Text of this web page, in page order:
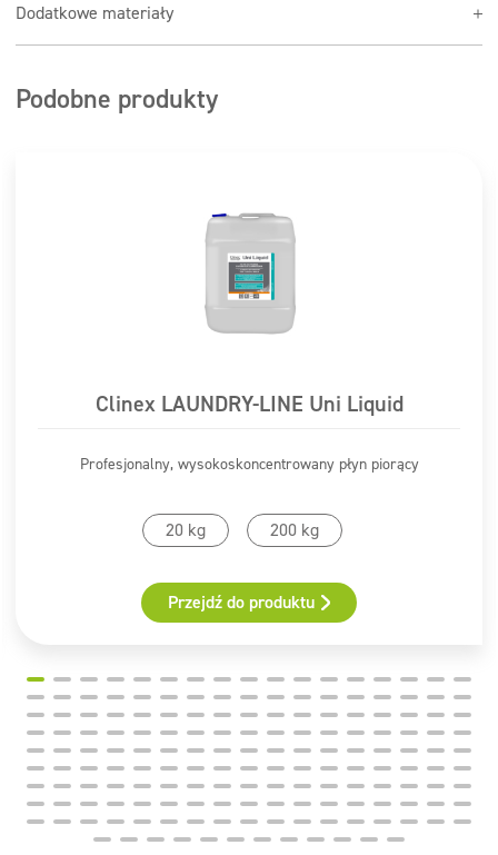
Dodatkowe materiały
Podobne produkty
Clinex LAUNDRY-LINE Uni Liquid
Profesjonalny, wysokoskoncentrowany płyn piorący
20 kg 200 kg
Przejdź do produktu